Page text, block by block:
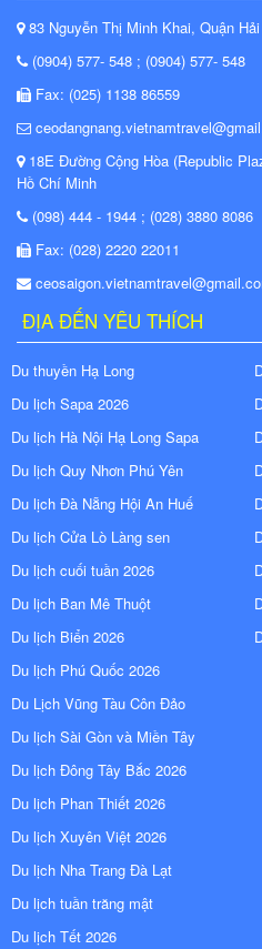
83 Nguyễn Thị Minh Khai, Quận
(0904) 577- 548 ; (0904) 577- 548
Fax: (025) 1138 86559
18E Đường Cộng Hòa (Republic
Hồ Chí Minh
(098) 444 - 1944 ; (028) 3880 8086
Fax: (028) 2220 22011
ĐỊA ĐẾN YÊU THÍCH
Du thuyền Hạ Long
Du lịch Sapa 2026
Du lịch Hà Nội Hạ Long Sapa
Du lịch Quy Nhơn Phú Yên
Du lịch Đà Nẵng Hội An Huế
Du lịch Cửa Lò Làng sen
Du lịch cuối tuần 2026
Du lịch Ban Mê Thuột
Du lịch Biển 2026
Du lịch Phú Quốc 2026
Du Lịch Vũng Tàu Côn Đảo
Du lịch Sài Gòn và Miền Tây
Du lịch Đông Tây Bắc 2026
Du lịch Phan Thiết 2026
Du lịch Xuyên Việt 2026
Du lịch Nha Trang Đà Lạt
Du lịch tuần trăng mật
Du lịch Tết 2026